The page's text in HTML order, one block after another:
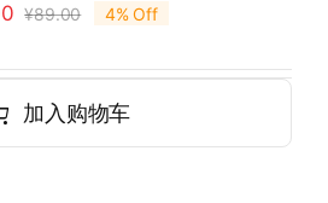
¥89.00 4% Off
加入购物车